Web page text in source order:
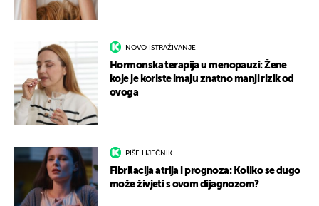
NOVO ISTRAŽIVANJE
Hormonska terapija u menopauzi: Žene
koje je koriste imaju znatno manji rizik od
ovoga
PIŠE LIJEČNIK
Fibrilacija atrija i prognoza: Koliko se dugo
može živjeti s ovom dijagnozom?